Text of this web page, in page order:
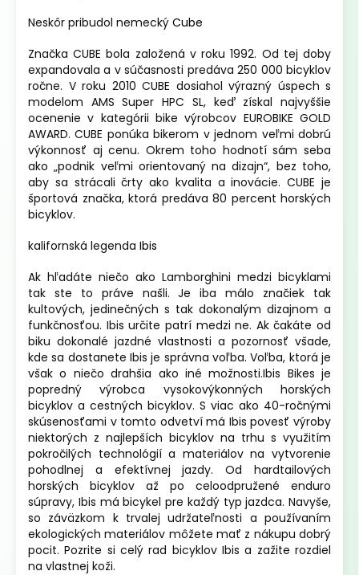
Neskôr pribudol nemecký Cube
Značka CUBE bola založená v roku 1992. Od tej doby
expandovala a v súčasnosti predáva 250 000 bicyklov
ročne. V roku 2010 CUBE dosiahol výrazný úspech s
modelom AMS Super HPC SL, keď získal najvyššie
ocenenie v kategórii bike výrobcov EUROBIKE GOLD
AWARD. CUBE ponúka bikerom v jednom veľmi dobrú
výkonnosť aj cenu. Okrem toho hodnotí sám seba
ako „podnik veľmi orientovaný na dizajn“, bez toho,
aby sa strácali črty ako kvalita a inovácie. CUBE je
športová značka, ktorá predáva 80 percent horských
bicyklov.
kalifornská legenda Ibis
Ak hľadáte niečo ako Lamborghini medzi bicyklami
tak ste to práve našli. Je iba málo značiek tak
kultových, jedinečných s tak dokonalým dizajnom a
funkčnosťou. Ibis určite patrí medzi ne. Ak čakáte od
biku dokonalé jazdné vlastnosti a pozornosť všade,
kde sa dostanete Ibis je správna voľba. Voľba, ktorá je
však o niečo drahšia ako iné možnosti.Ibis Bikes je
popredný výrobca vysokovýkonných horských
bicyklov a cestných bicyklov. S viac ako 40-ročnými
skúsenosťami v tomto odvetví má Ibis povesť výroby
niektorých z najlepších bicyklov na trhu s využitím
pokročilých technológií a materiálov na vytvorenie
pohodlnej a efektívnej jazdy. Od hardtailových
horských bicyklov až po celoodpružené enduro
súpravy, Ibis má bicykel pre každý typ jazdca. Navyše,
so záväzkom k trvalej udržateľnosti a používaním
ekologických materiálov môžete mať z nákupu dobrý
pocit. Pozrite si celý rad bicyklov Ibis a zažite rozdiel
na vlastnej koži.